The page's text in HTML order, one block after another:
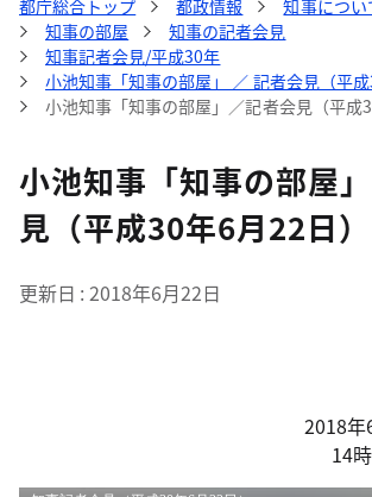
都庁総合トップ 都政情報
知事につい
知事の部屋
知事の記者会見
知事記者会見/平成30年
小池知事「知事の部屋」 ／ 記者会見（平成
小池知事「知事の部屋」／記者会見（平成
小池知事「知事の部屋
見（平成30年6月22日）
更新日 2018年6月22日
2018年
14